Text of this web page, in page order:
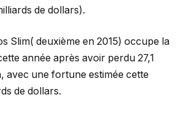
de dollars).
Slim( deuxième en 2015) occupe la
année après avoir perdu 27,1
avec une fortune estimée cette
de dollars.